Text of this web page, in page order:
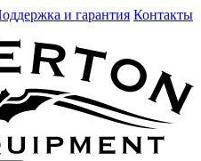
и гарантия Контакты